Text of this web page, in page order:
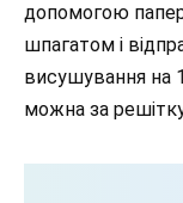
допомогою
шпагатом і
висушування на
можна за